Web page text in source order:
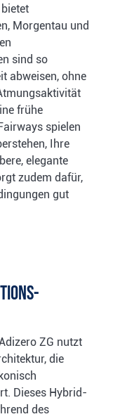
Morgentau und
sind so
abweisen, ohne
frühe
spielen
Ihre
elegante
zudem dafür,
gut
ZG nutzt
die
Dieses Hybrid-
des